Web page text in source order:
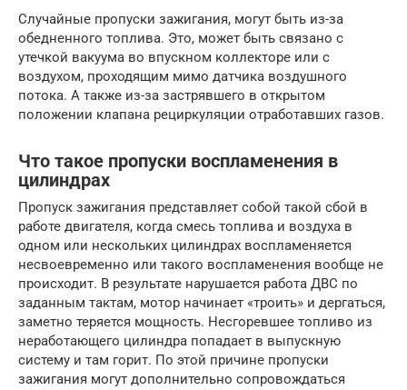
Случайные пропуски зажигания, могут быть из-за
обедненного топлива. Это, может быть связано с
утечкой вакуума во впускном коллекторе или с
воздухом, проходящим мимо датчика воздушного
потока. А также из-за застрявшего в открытом
положении клапана рециркуляции отработавших газов.
Что такое пропуски воспламенения в
цилиндрах
Пропуск зажигания представляет собой такой сбой в
работе двигателя, когда смесь топлива и воздуха в
одном или нескольких цилиндрах воспламеняется
несвоевременно или такого воспламенения вообще не
происходит. В результате нарушается работа ДВС по
заданным тактам, мотор начинает «троить» и дергаться,
заметно теряется мощность. Несгоревшее топливо из
неработающего цилиндра попадает в выпускную
систему и там горит. По этой причине пропуски
зажигания могут дополнительно сопровождаться